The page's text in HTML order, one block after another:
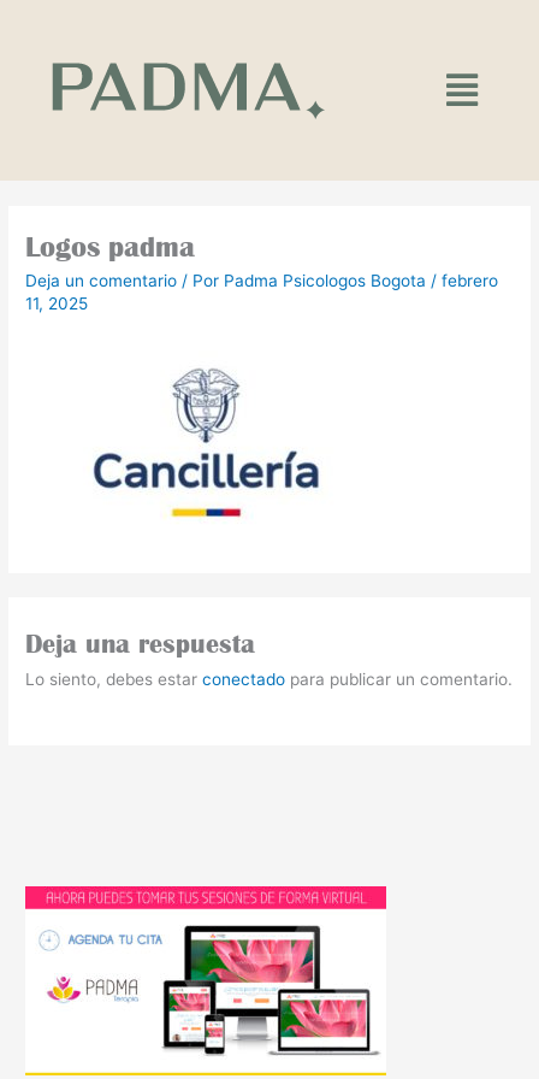
contenido
Main
Menu
Logos padma
Deja un comentario / Por Padma Psicologos Bogota /febrero
11, 2025
Deja una respuesta
Lo siento, debes estarconectado para publicar un comentario.